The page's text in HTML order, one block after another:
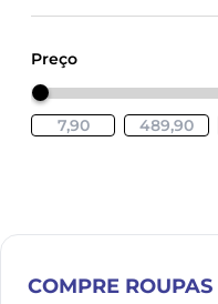
Preço
COMPRE ROUPAS